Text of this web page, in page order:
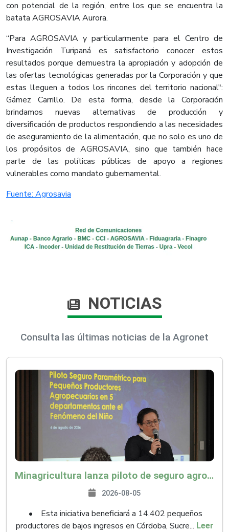
con potencial de la región, entre los que se encuentra la
batata AGROSAVIA Aurora.
“Para AGROSAVIA y particularmente para el Centro de
Investigación Turipaná es satisfactorio conocer estos
resultados porque demuestra la apropiación y adopción de
las ofertas tecnológicas generadas por la Corporación y que
estas lleguen a todos los rincones del territorio nacional":
Gámez Carrillo. De esta forma, desde la Corporación
brindamos nuevas alternativas de producción y
diversificación de productos respondiendo a las necesidades
de aseguramiento de la alimentación, que no solo es uno de
los propósitos de AGROSAVIA, sino que también hace
parte de las políticas públicas de apoyo a regiones
vulnerables como mandato gubernamental.​
Fuente: Agrosavia​
NOTICIAS
Consulta las últimas noticias de la Agronet
Minagricultura lanza piloto de seguro agropecuario por $9.625 millones para proteger a más de 14.000 pequeños productores contra riesgos del Fenómeno de El Niño
2026-08-05
• Esta iniciativa beneficiará a 14.402 pequeños
productores de bajos ingresos en Córdoba, Sucre... Leer